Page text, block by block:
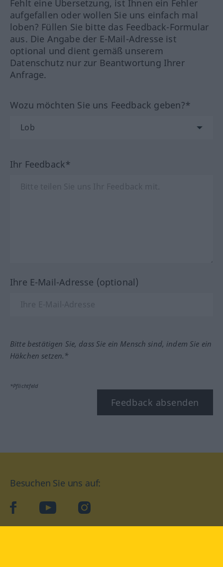
Fehlt eine Übersetzung, ist Ihnen ein Fehler
aufgefallen oder wollen Sie uns einfach mal
loben? Füllen Sie bitte das Feedback-Formular
aus. Die Angabe der E-Mail-Adresse ist
optional und dient gemäß unserem
Datenschutz nur zur Beantwortung Ihrer
Anfrage.
Wozu möchten Sie uns Feedback geben?*
Ihr Feedback*
Ihre E-Mail-Adresse (optional)
Bitte bestätigen Sie, dass Sie ein Mensch sind, indem Sie ein
Häkchen setzen.*
*Pflichtfeld
Feedback absenden
Besuchen Sie uns auf:
facebookYouTube Instagram